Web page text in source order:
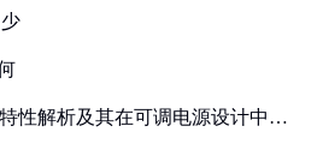
性解析及其在可调电源设计中的